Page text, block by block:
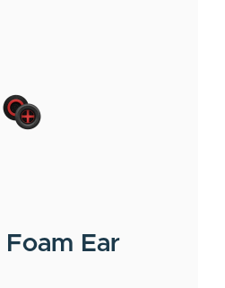
Foam Ear